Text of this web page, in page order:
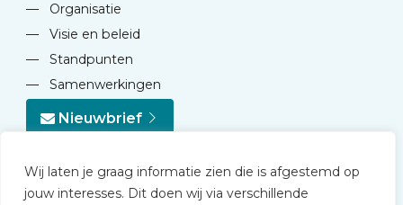
Wij laten je graag informatie zien die is afgestemd op
jouw interesses. Dit doen wij via verschillende
—
Organisatie
—
Visie en beleid
—
Standpunten
—
Samenwerkingen
Nieuwbrief